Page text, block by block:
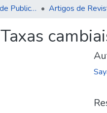
Navegar por Tipo de Publicação Artigos de
Taxas